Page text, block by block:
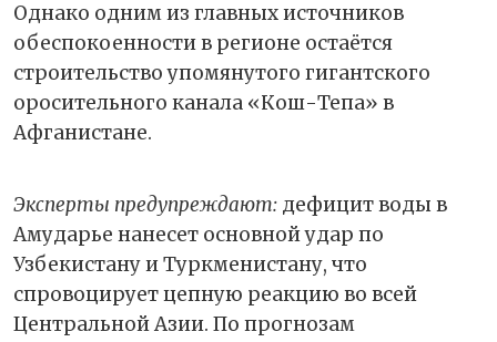
Однако одним из главных источников
обеспокоенности в регионе остаётся
строительство упомянутого гигантского
оросительного канала «Кош-Тепа» в
Афганистане.
Эксперты предупреждают: дефицит воды в
Амударье нанесет основной удар по
Узбекистану и Туркменистану, что
спровоцирует цепную реакцию во всей
Центральной Азии. По прогнозам